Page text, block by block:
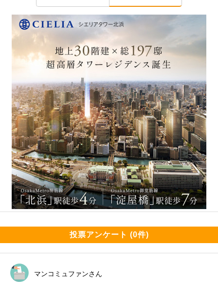
投票アンケート (0件)
マンコミュファンさん